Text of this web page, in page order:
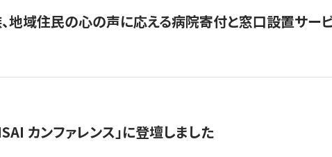
地域住民の心の声に応える病院寄付と窓口設置サー
カンファレンス」に登壇しました